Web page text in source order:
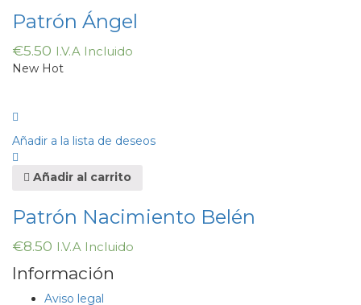
Patrón Ángel
€5.50 I.V.A Incluido
New Hot
Añadir a la lista de deseos
Añadir al carrito
Patrón Nacimiento Belén
€8.50 I.V.A Incluido
Información
Aviso legal